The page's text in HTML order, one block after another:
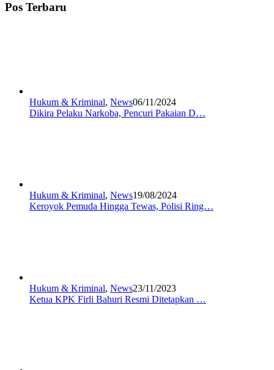
Pos Terbaru
Hukum & Kriminal, News06/11/2024
Dikira Pelaku Narkoba, Pencuri Pakaian D…
Hukum & Kriminal, News19/08/2024
Keroyok Pemuda Hingga Tewas, Polisi Ring…
Hukum & Kriminal, News23/11/2023
Ketua KPK Firli Bahuri Resmi Ditetapkan …